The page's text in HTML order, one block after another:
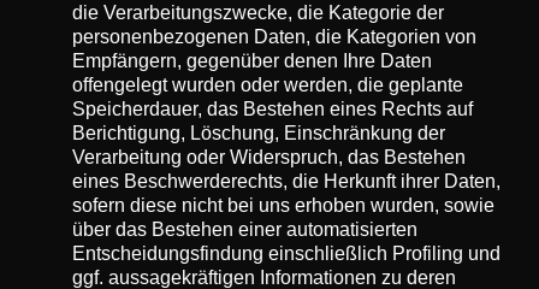
die Verarbeitungszwecke, die Kategorie der
personenbezogenen Daten, die Kategorien von
Empfängern, gegenüber denen Ihre Daten
offengelegt wurden oder werden, die geplante
Speicherdauer, das Bestehen eines Rechts auf
Berichtigung, Löschung, Einschränkung der
Verarbeitung oder Widerspruch, das Bestehen
eines Beschwerderechts, die Herkunft ihrer Daten,
sofern diese nicht bei uns erhoben wurden, sowie
über das Bestehen einer automatisierten
Entscheidungsfindung einschließlich Profiling und
ggf. aussagekräftigen Informationen zu deren